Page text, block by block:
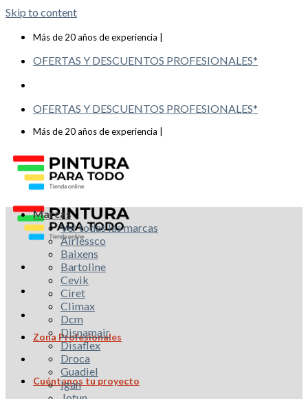
Skip to content
Más de 20 años de experiencia |
OFERTAS Y DESCUENTOS PROFESIONALES*
OFERTAS Y DESCUENTOS PROFESIONALES*
Más de 20 años de experiencia |
Zona Profesionales
Cuéntanos tu proyecto
Marcas
Ver todas las marcas
Airlessco
Baixens
Bartoline
Cevik
Ciret
Climax
Dcm
Disnamair
Disaflex
Droca
Guadiel
Igan